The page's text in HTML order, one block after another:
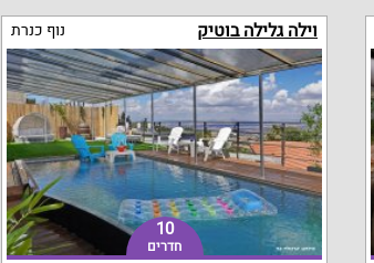
וילה גלילה בוטיק נוף כנרת
10
חדרים